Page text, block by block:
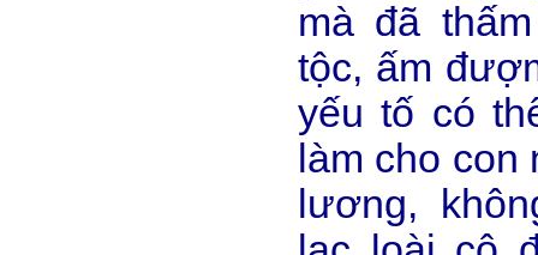
mà đã
tộc, ấm
yếu tố có
làm cho
lương,